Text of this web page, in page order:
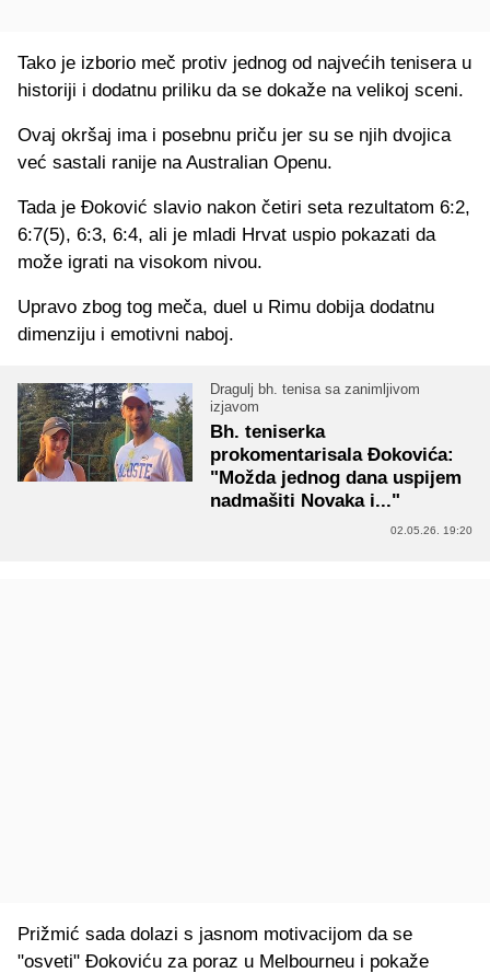
Tako je izborio meč protiv jednog od najvećih tenisera u
historiji i dodatnu priliku da se dokaže na velikoj sceni.
Ovaj okršaj ima i posebnu priču jer su se njih dvojica
već sastali ranije na Australian Openu.
Tada je Đoković slavio nakon četiri seta rezultatom 6:2,
6:7(5), 6:3, 6:4, ali je mladi Hrvat uspio pokazati da
može igrati na visokom nivou.
Upravo zbog tog meča, duel u Rimu dobija dodatnu
dimenziju i emotivni naboj.
Dragulj bh. tenisa sa zanimljivom
izjavom
Bh. teniserka
prokomentarisala Đokovića:
"Možda jednog dana uspijem
nadmašiti Novaka i..."
02.05.26. 19:20
Prižmić sada dolazi s jasnom motivacijom da se
"osveti" Đokoviću za poraz u Melbourneu i pokaže